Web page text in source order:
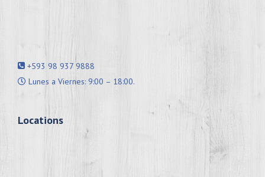
+593 98 937 9888
Lunes a Viernes: 9:00 – 18:00.
Locations